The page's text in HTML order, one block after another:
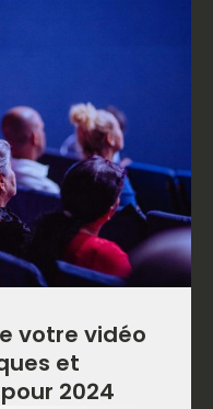
votre vidéo
et
2024